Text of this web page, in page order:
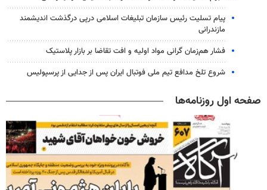
پیام تسلیت رئیس سازمان تبلیغات اسلامی درپی درگذشت اندیشمند
مازندرانی
فشار هم‌زمان گرانی مواد اولیه و افت تقاضا بر بازار پلاستیک
شروع تلخ مدافع تیم ملی فوتبال ایران پس از جدایی از پرسپولیس
صفحه اول روزنامه‌ها